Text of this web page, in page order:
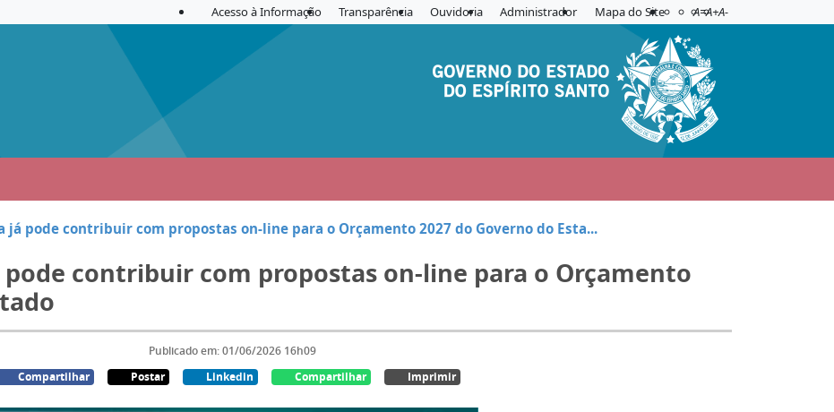
Acesso à Informação Transparência Ouvidoria Administrador Mapa do Site Acessibilidade
Aplicar contraste
A=A+A-
já pode contribuir com propostas on-line para o Orçamento 2027 do Governo do Esta...
pode contribuir com propostas on-line para o Orçamento
Publicado em: 01/06/2026 16h09
Compartilhar
Postar Linkedin Compartilhar Imprimir